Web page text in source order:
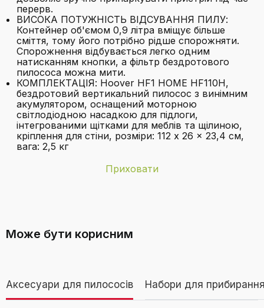
перерв.
ВИСОКА ПОТУЖНІСТЬ ВІДСУВАННЯ ПИЛУ:
Контейнер об'ємом 0,9 літра вміщує більше
сміття, тому його потрібно рідше спорожняти.
Спорожнення відбувається легко одним
натисканням кнопки, а фільтр бездротового
пилососа можна мити.
КОМПЛЕКТАЦІЯ: Hoover HF1 HOME HF110H,
бездротовий вертикальний пилосос з винімним
акумулятором, оснащений моторною
світлодіодною насадкою для підлоги,
інтегрованими щітками для меблів та щілиною,
кріплення для стіни, розміри: 112 x 26 x 23,4 см,
вага: 2,5 кг
Приховати
Включені
Фугендуза
стандартному режимі?
Може бути корисним
Аксесуари для пилососів Набори для